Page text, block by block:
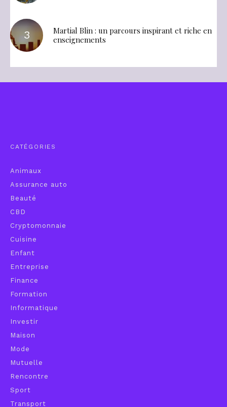
Martial Blin : un parcours inspirant et riche en
enseignements
CATÉGORIES
Animaux
Assurance auto
Beauté
CBD
Cryptomonnaie
Cuisine
Enfant
Entreprise
Finance
Formation
Informatique
Investir
Maison
Mode
Mutuelle
Rencontre
Sport
Transport